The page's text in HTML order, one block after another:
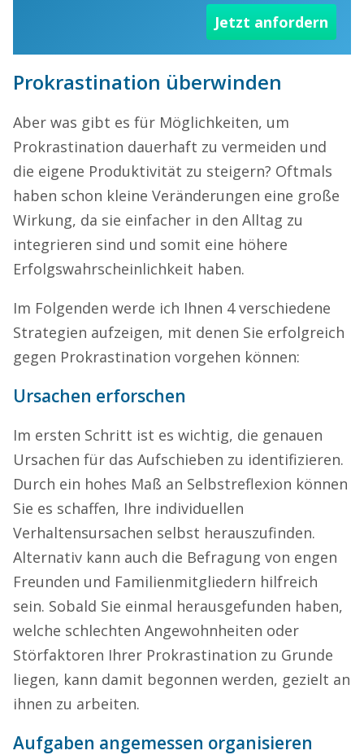
Jetzt anfordern
Prokrastination überwinden
Aber was gibt es für Möglichkeiten, um
Prokrastination dauerhaft zu vermeiden und
die eigene Produktivität zu steigern? Oftmals
haben schon kleine Veränderungen eine große
Wirkung, da sie einfacher in den Alltag zu
integrieren sind und somit eine höhere
Erfolgswahrscheinlichkeit haben.
Im Folgenden werde ich Ihnen 4 verschiedene
Strategien aufzeigen, mit denen Sie erfolgreich
gegen Prokrastination vorgehen können:
Ursachen erforschen
Im ersten Schritt ist es wichtig, die genauen
Ursachen für das Aufschieben zu identifizieren.
Durch ein hohes Maß an Selbstreflexion können
Sie es schaffen, Ihre individuellen
Verhaltensursachen selbst herauszufinden.
Alternativ kann auch die Befragung von engen
Freunden und Familienmitgliedern hilfreich
sein. Sobald Sie einmal herausgefunden haben,
welche schlechten Angewohnheiten oder
Störfaktoren Ihrer Prokrastination zu Grunde
liegen, kann damit begonnen werden, gezielt an
ihnen zu arbeiten.
Aufgaben angemessen organisieren